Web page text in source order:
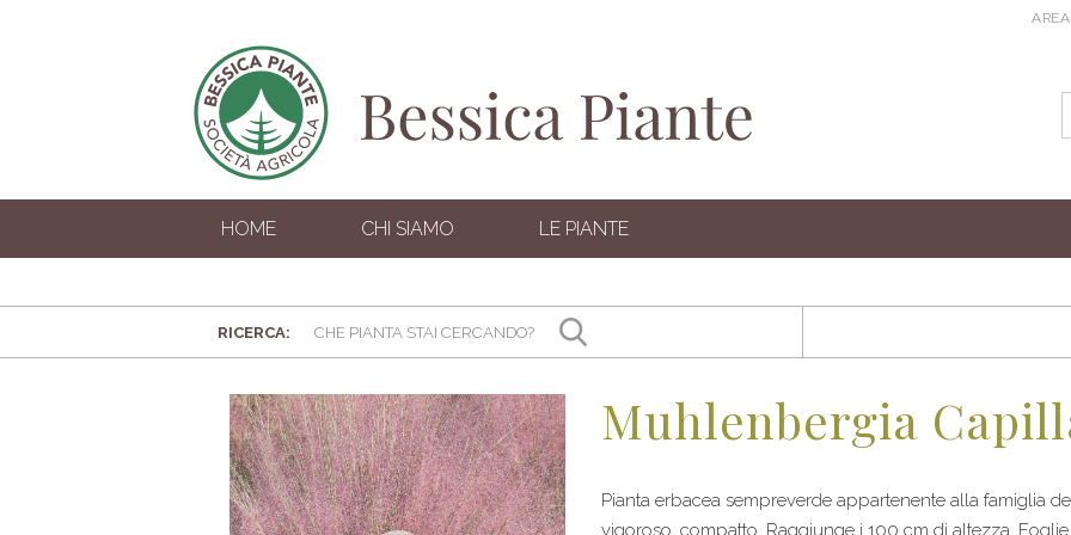
HOME CHI SIAMO LE PIANTE
RICERCA:
Muhlenbergia
Pianta erbacea sempreverde appartenente alla famiglia
vigoroso, compatto. Raggiunge i 100 cm di altezza.